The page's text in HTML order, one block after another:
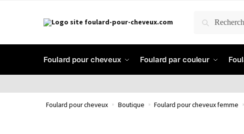
Foulard pour cheveux Foulard par couleur
Foulard pour cheveux » Boutique » Foulard pour cheveux femme »